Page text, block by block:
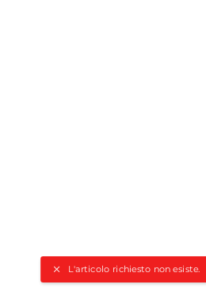
L'articolo richiesto non esiste.